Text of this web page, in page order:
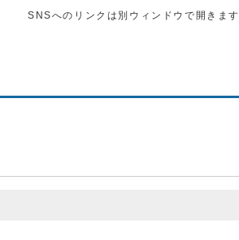
SNSへのリンクは別ウィンドウで開きます